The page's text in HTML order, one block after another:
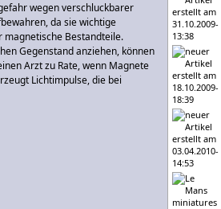
wegen verschluckbarer
da sie wichtige
magnetische Bestandteile.
Gegenstand anziehen, können
Arzt zu Rate, wenn Magnete
Lichtimpulse, die bei